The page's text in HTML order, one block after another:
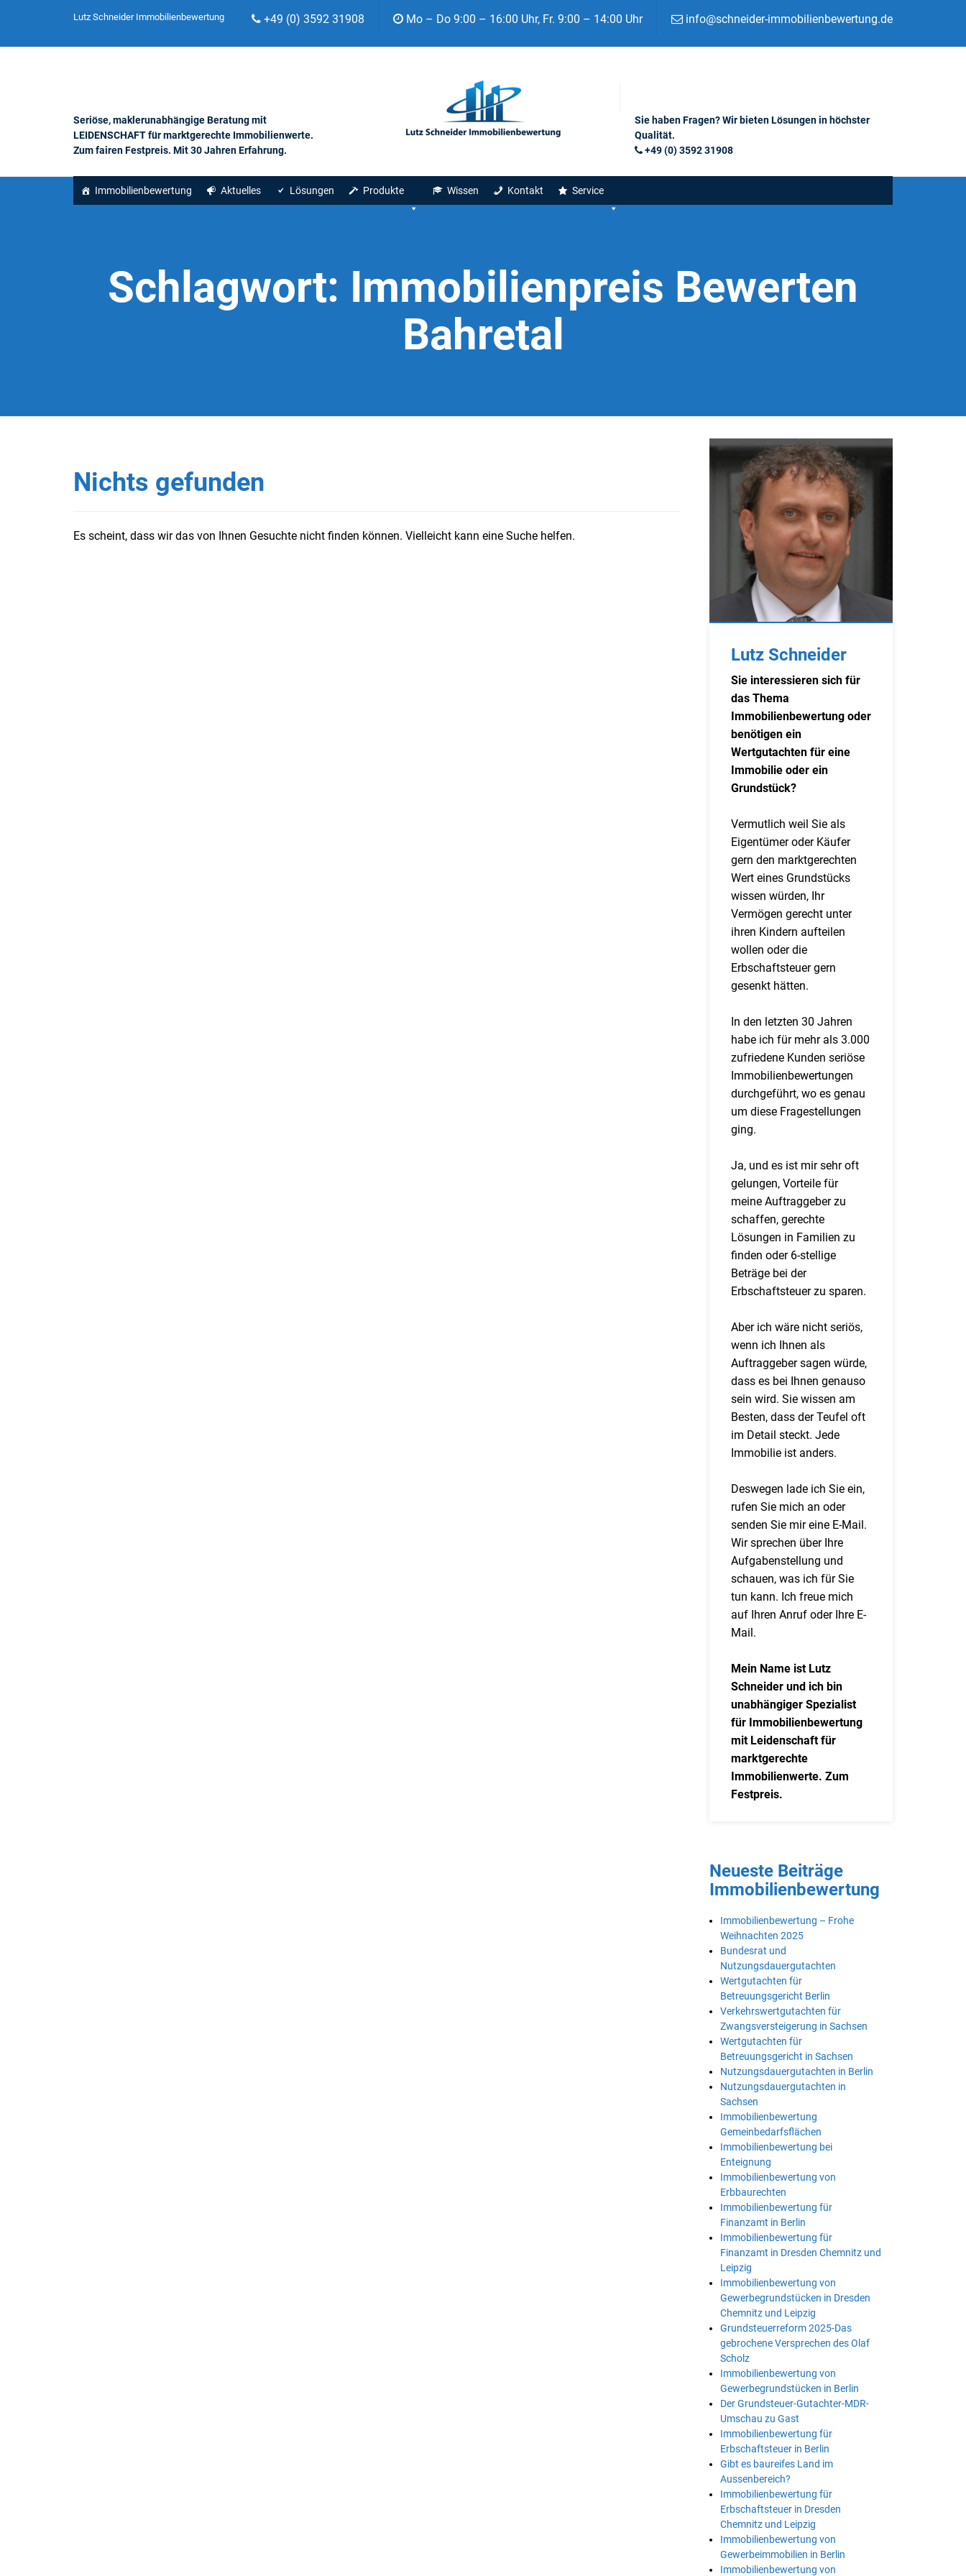
Lutz Schneider Immobilienbewertung +49 (0) 3592 31908 Mo – Do 9:00 – 16:00 Uhr, Fr. 9:00 – 14:00 Uhr info@schneider-immobilienbewertung.de
Seriöse, maklerunabhängige Beratung mit
LEIDENSCHAFT für marktgerechte Immobilienwerte.
Zum fairen Festpreis. Mit 30 Jahren Erfahrung.
Sie haben Fragen? Wir bieten Lösungen in höchster
Qualität.
+49 (0) 3592 31908
Immobilienbewertung Aktuelles Lösungen Produkte Wissen Kontakt Service
Schlagwort: Immobilienpreis Bewerten
Bahretal
Nichts gefunden
Es scheint, dass wir das von Ihnen Gesuchte nicht finden können. Vielleicht kann eine Suche helfen.
Lutz Schneider
Sie interessieren sich für
das Thema
Immobilienbewertung oder
benötigen ein
Wertgutachten für eine
Immobilie oder ein
Grundstück?
Vermutlich weil Sie als
Eigentümer oder Käufer
gern den marktgerechten
Wert eines Grundstücks
wissen würden, Ihr
Vermögen gerecht unter
ihren Kindern aufteilen
wollen oder die
Erbschaftsteuer gern
gesenkt hätten.
In den letzten 30 Jahren
habe ich für mehr als 3.000
zufriedene Kunden seriöse
Immobilienbewertungen
durchgeführt, wo es genau
um diese Fragestellungen
ging.
Ja, und es ist mir sehr oft
gelungen, Vorteile für
meine Auftraggeber zu
schaffen, gerechte
Lösungen in Familien zu
finden oder 6-stellige
Beträge bei der
Erbschaftsteuer zu sparen.
Aber ich wäre nicht seriös,
wenn ich Ihnen als
Auftraggeber sagen würde,
dass es bei Ihnen genauso
sein wird. Sie wissen am
Besten, dass der Teufel oft
im Detail steckt. Jede
Immobilie ist anders.
Deswegen lade ich Sie ein,
rufen Sie mich an oder
senden Sie mir eine E-Mail.
Wir sprechen über Ihre
Aufgabenstellung und
schauen, was ich für Sie
tun kann. Ich freue mich
auf Ihren Anruf oder Ihre E-
Mail.
Mein Name ist Lutz
Schneider und ich bin
unabhängiger Spezialist
für Immobilienbewertung
mit Leidenschaft für
marktgerechte
Immobilienwerte. Zum
Festpreis.
Neueste Beiträge
Immobilienbewertung
Immobilienbewertung – Frohe
Weihnachten 2025
Bundesrat und
Nutzungsdauergutachten
Wertgutachten für
Betreuungsgericht Berlin
Verkehrswertgutachten für
Zwangsversteigerung in Sachsen
Wertgutachten für
Betreuungsgericht in Sachsen
Nutzungsdauergutachten in Berlin
Nutzungsdauergutachten in
Sachsen
Immobilienbewertung
Gemeinbedarfsflächen
Immobilienbewertung bei
Enteignung
Immobilienbewertung von
Erbbaurechten
Immobilienbewertung für
Finanzamt in Berlin
Immobilienbewertung für
Finanzamt in Dresden Chemnitz und
Leipzig
Immobilienbewertung von
Gewerbegrundstücken in Dresden
Chemnitz und Leipzig
Grundsteuerreform 2025-Das
gebrochene Versprechen des Olaf
Scholz
Immobilienbewertung von
Gewerbegrundstücken in Berlin
Der Grundsteuer-Gutachter-MDR-
Umschau zu Gast
Immobilienbewertung für
Erbschaftsteuer in Berlin
Gibt es baureifes Land im
Aussenbereich?
Immobilienbewertung für
Erbschaftsteuer in Dresden
Chemnitz und Leipzig
Immobilienbewertung von
Gewerbeimmobilien in Berlin
Immobilienbewertung von